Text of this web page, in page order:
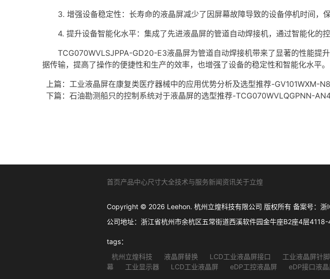
3. 增强设备稳定性：长寿命的液晶屏减少了因屏幕故障导致的设备停机时间，保
4. 提升设备智能化水平：集成了先进液晶屏的管道自动焊接机，通过智能化的控
TCG070WVLSJPPA-GD20-E3液晶屏为管道自动焊接机带来了显著的性能提
据传输，提高了操作的便捷性和生产的效率，也增强了设备的稳定性和智能化水平。
上篇： 工业液晶屏在康复类医疗器械中的应用优势分析及选型推荐-GV101WXM-
下篇： 石油勘测船只的控制系统对于液晶屏的选型推荐-TCG070WVLQGPNN-
首页产品中心尺寸大全技术与服务新闻资讯关于立煌
Copyright © 2026 Leehon. 杭州立煌科技有限公司 版权所有 备案号： 浙
公司地址：浙江省杭州市余杭区五常街道西溪软件园金牛座B2座4层
tags：
杭州立煌科技
液晶屏替换 LCD工业液晶屏接口 工业液晶屏针
幕
工业显示器 LCD工业液晶屏 eDP工控液晶屏 eDP接口液